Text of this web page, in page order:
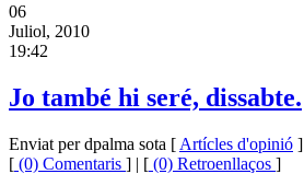
06
Juliol, 2010
19:42
Jo també hi seré, dissabte.
Enviat per dpalma sota [ Artícles d'opinió ]
[ (0) Comentaris ] | [ (0) Retroenllaços ]